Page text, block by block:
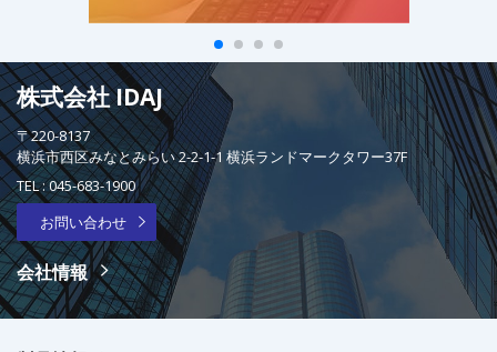
株式会社 IDAJ
〒220-8137
横浜市西区みなとみらい 2-2-1-1 横浜ランドマークタワー37F
TEL :045-683-1900
お問い合わせ
会社情報